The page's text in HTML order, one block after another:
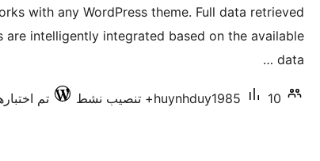
with any WordPress theme. Full data retrieved
are intelligently integrated based on the available
data …
huynhduy1985 10+ تنصيب نشط تم اختبارها